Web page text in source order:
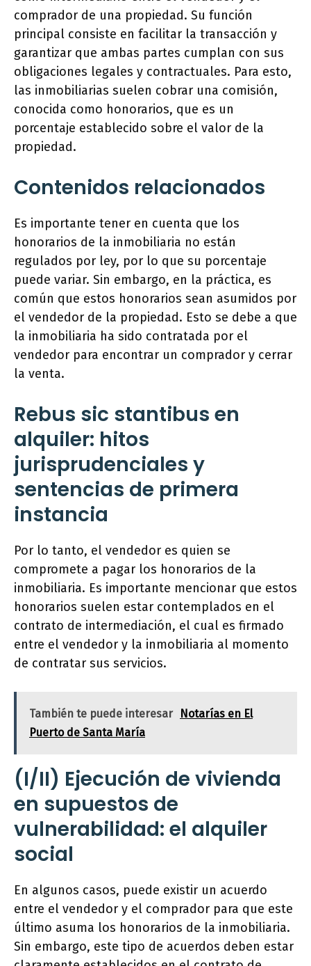
comprador de una propiedad. Su función
principal consiste en facilitar la transacción y
garantizar que ambas partes cumplan con sus
obligaciones legales y contractuales. Para esto,
las inmobiliarias suelen cobrar una comisión,
conocida como honorarios, que es un
porcentaje establecido sobre el valor de la
propiedad.
Contenidos relacionados
Es importante tener en cuenta que los
honorarios de la inmobiliaria no están
regulados por ley, por lo que su porcentaje
puede variar. Sin embargo, en la práctica, es
común que estos honorarios sean asumidos por
el vendedor de la propiedad. Esto se debe a que
la inmobiliaria ha sido contratada por el
vendedor para encontrar un comprador y cerrar
la venta.
Rebus sic stantibus en
alquiler: hitos
jurisprudenciales y
sentencias de primera
instancia
Por lo tanto, el vendedor es quien se
compromete a pagar los honorarios de la
inmobiliaria. Es importante mencionar que estos
honorarios suelen estar contemplados en el
contrato de intermediación, el cual es firmado
entre el vendedor y la inmobiliaria al momento
de contratar sus servicios.
También te puede interesar
Notarías en El
Puerto de Santa María
(I/II) Ejecución de vivienda
en supuestos de
vulnerabilidad: el alquiler
social
En algunos casos, puede existir un acuerdo
entre el vendedor y el comprador para que este
último asuma los honorarios de la inmobiliaria.
Sin embargo, este tipo de acuerdos deben estar